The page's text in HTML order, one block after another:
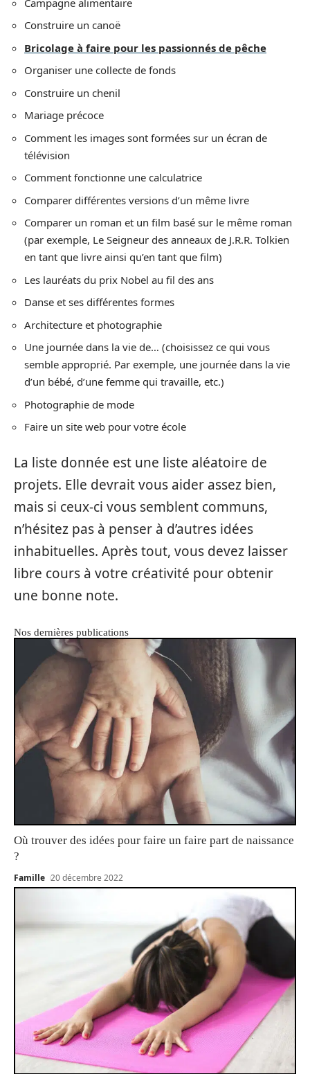
Construire un canoë
Bricolage à faire pour les passionnés de pêche
Organiser une collecte de fonds
Construire un chenil
Mariage précoce
Comment les images sont formées sur un écran de
télévision
Comment fonctionne une calculatrice
Comparer différentes versions d’un même livre
Comparer un roman et un film basé sur le même roman
(par exemple, Le Seigneur des anneaux de J.R.R. Tolkien
en tant que livre ainsi qu’en tant que film)
Les lauréats du prix Nobel au fil des ans
Danse et ses différentes formes
Architecture et photographie
Une journée dans la vie de… (choisissez ce qui vous
semble approprié. Par exemple, une journée dans la vie
d’un bébé, d’une femme qui travaille, etc.)
Photographie de mode
Faire un site web pour votre école
La liste donnée est une liste aléatoire de
projets. Elle devrait vous aider assez bien,
mais si ceux-ci vous semblent communs,
n’hésitez pas à penser à d’autres idées
inhabituelles. Après tout, vous devez laisser
libre cours à votre créativité pour obtenir
une bonne note.
Nos dernières publications
Où trouver des idées pour faire un faire part de naissance
?
Famille 20 décembre 2022